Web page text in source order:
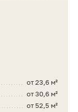
от 23,6 м²
от 30,6 м²
от 52,5 м²